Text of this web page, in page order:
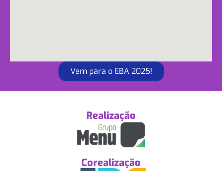
Vem para o EBA 2025!
Realização
Corealização